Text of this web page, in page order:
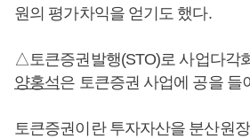
원의 평가차익을 얻기도 했다.
△토큰증권발행(STO)로 사업다각
양홍석은 토큰증권 사업에 공을 들
토큰증권이란 투자자산을 분산원